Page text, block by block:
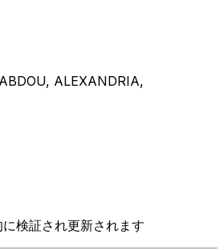
ALEXANDRIA,
検証され更新されます